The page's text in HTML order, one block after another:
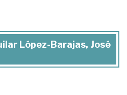
López-Barajas, José